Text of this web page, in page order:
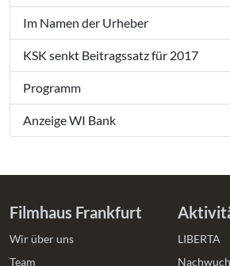
Im Namen der Urheber
KSK senkt Beitragssatz für 2017
Programm
Anzeige WI Bank
Filmhaus Frankfurt
Wir über uns
Team
LIBERTA